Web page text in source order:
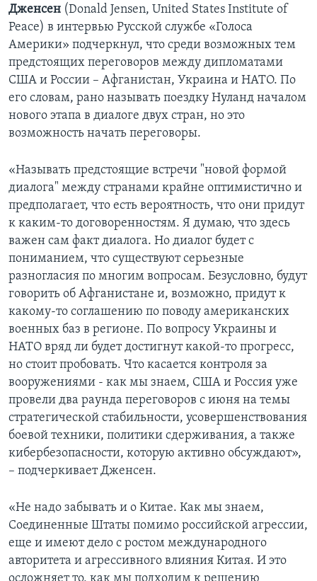
Дженсен (Donald Jensen, United States Institute of
Peace) в интервью Русской службе «Голоса
Америки» подчеркнул, что среди возможных тем
предстоящих переговоров между дипломатами
США и России – Афганистан, Украина и НАТО. По
его словам, рано называть поездку Нуланд началом
нового этапа в диалоге двух стран, но это
возможность начать переговоры.
«Называть предстоящие встречи "новой формой
диалога" между странами крайне оптимистично и
предполагает, что есть вероятность, что они придут
к каким-то договоренностям. Я думаю, что здесь
важен сам факт диалога. Но диалог будет с
пониманием, что существуют серьезные
разногласия по многим вопросам. Безусловно, будут
говорить об Афганистане и, возможно, придут к
какому-то соглашению по поводу американских
военных баз в регионе. По вопросу Украины и
НАТО вряд ли будет достигнут какой-то прогресс,
но стоит пробовать. Что касается контроля за
вооружениями - как мы знаем, США и Россия уже
провели два раунда переговоров с июня на темы
стратегической стабильности, усовершенствования
боевой техники, политики сдерживания, а также
кибербезопасности, которую активно обсуждают»,
– подчеркивает Дженсен.
«Не надо забывать и о Китае. Как мы знаем,
Соединенные Штаты помимо российской агрессии,
еще и имеют дело с ростом международного
авторитета и агрессивного влияния Китая. И это